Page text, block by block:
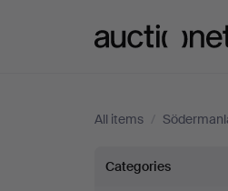
All items /
Art
Categories